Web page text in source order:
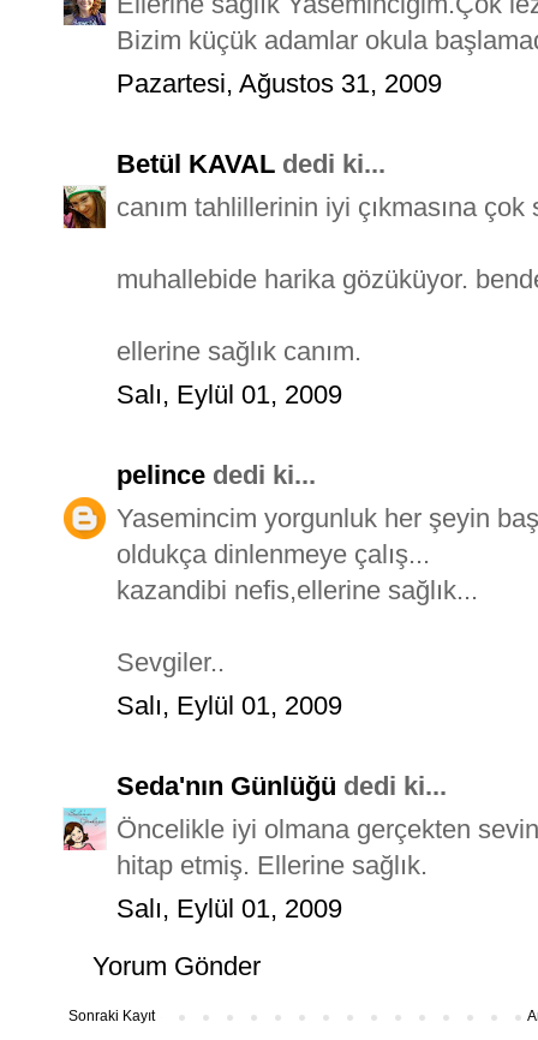
Bizim küçük adamlar okula
Pazartesi, Ağustos 31, 2009
Betül KAVAL dedi ki...
canım tahlillerinin iyi çıkmasına çok
muhallebide harika gözüküyor.
ellerine sağlık canım.
Salı, Eylül 01, 2009
pelince dedi ki...
Yasemincim yorgunluk her şeyin
oldukça dinlenmeye çalış...
kazandibi nefis,ellerine sağlık...
Sevgiler..
Salı, Eylül 01, 2009
Seda'nın Günlüğü dedi ki...
Öncelikle iyi olmana gerçekten
hitap etmiş. Ellerine sağlık.
Salı, Eylül 01, 2009
Yorum Gönder
Sonraki Kayıt